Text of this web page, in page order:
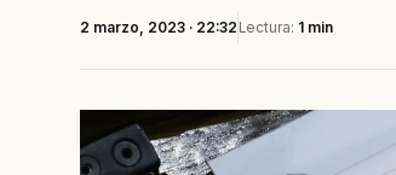
2 marzo, 2023 · 22:32 Lectura: 1 min